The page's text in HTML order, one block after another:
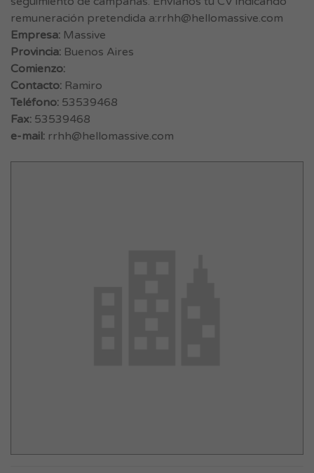
remuneración pretendida a:rrhh@hellomassive.com
Empresa: Massive
Provincia: Buenos Aires
Comienzo:
Contacto: Ramiro
Teléfono: 53539468
Fax: 53539468
e-mail: rrhh@hellomassive.com